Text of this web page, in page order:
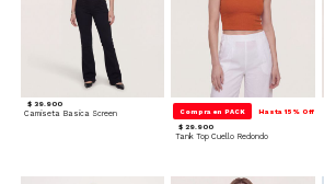
$ 39.900
Camiseta Basica Screen Compra en PACK Hasta 15% Off
$ 29.900
Tank Top Cuello Redondo